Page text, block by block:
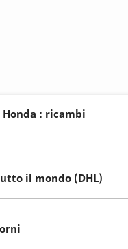
: ricambi
il mondo (DHL)